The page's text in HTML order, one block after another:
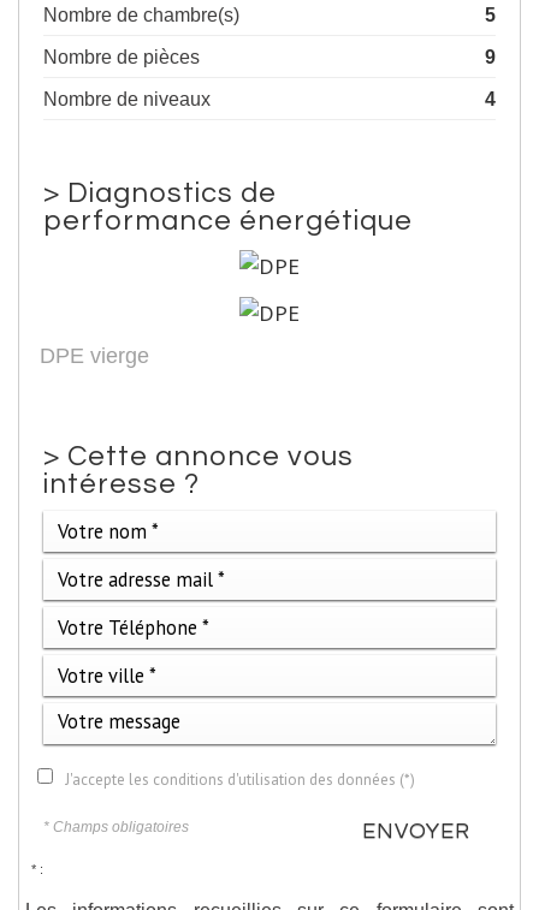
Nombre de chambre(s)
5
Nombre de pièces
9
Nombre de niveaux
4
> Diagnostics de
performance énergétique
DPE vierge
> Cette annonce vous
intéresse ?
J'accepte les conditions d'utilisation des données (*)
* Champs obligatoires ENVOYER
* :